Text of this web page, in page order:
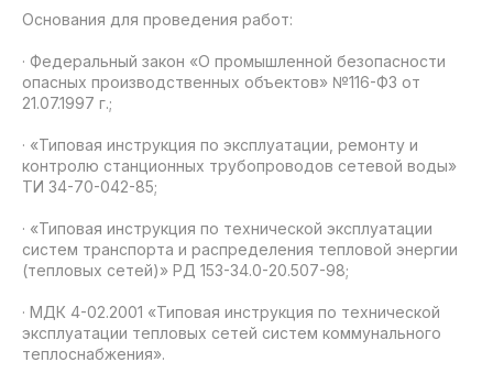
Основания для проведения работ:
· Федеральный закон «О промышленной безопасности
опасных производственных объектов» №116-ФЗ от
21.07.1997 г.;
· «Типовая инструкция по эксплуатации, ремонту и
контролю станционных трубопроводов сетевой воды»
ТИ 34-70-042-85;
· «Типовая инструкция по технической эксплуатации
систем транспорта и распределения тепловой энергии
(тепловых сетей)» РД 153-34.0-20.507-98;
· МДК 4-02.2001 «Типовая инструкция по технической
эксплуатации тепловых сетей систем коммунального
теплоснабжения».